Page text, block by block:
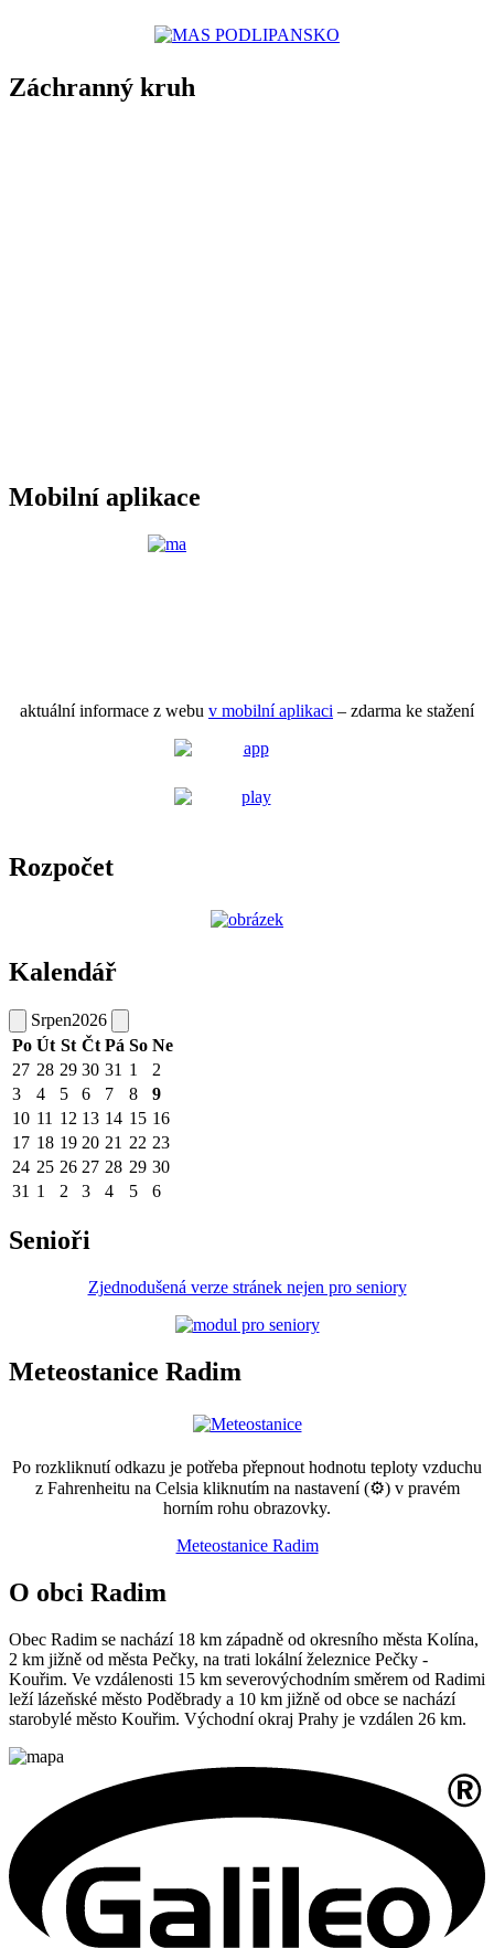
Záchranný kruh
Mobilní aplikace
aktuální informace z webu v mobilní aplikaci – zdarma ke stažení
Rozpočet
Kalendář
Srpen2026
Po Út St Čt Pá So Ne
27 28 29 30 31 1
2
3
4 5 6 7 8
9
10 11 12 13 14 15 16
17 18 19 20 21 22 23
24 25 26 27 28 29 30
31 1 2 3 4 5 6
Senioři
Zjednodušená verze stránek nejen pro seniory
Meteostanice Radim
Po rozkliknutí odkazu je potřeba přepnout hodnotu teploty vzduchu
z Fahrenheitu na Celsia kliknutím na nastavení (⚙) v pravém
horním rohu obrazovky.
Meteostanice Radim
O obci Radim
Obec Radim se nachází 18 km západně od okresního města Kolína,
2 km jižně od města Pečky, na trati lokální železnice Pečky -
Kouřim. Ve vzdálenosti 15 km severovýchodním směrem od Radimi
leží lázeňské město Poděbrady a 10 km jižně od obce se nachází
starobylé město Kouřim. Východní okraj Prahy je vzdálen 26 km.